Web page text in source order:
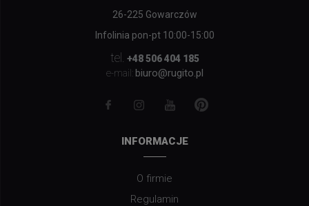
26-225 Gowarczów
Infolinia pon-pt 10:00-15:00
tel. +48 506 404 185
e-mail: biuro@rugito.pl
INFORMACJE
O firmie
Regulamin